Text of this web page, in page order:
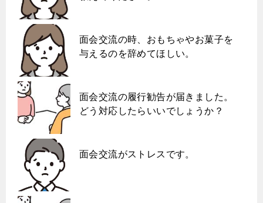
面会交流の時、おもちゃやお菓子を
与えるのを辞めてほしい。
面会交流の履行勧告が届きました。
どう対応したらいいでしょうか？
面会交流がストレスです。